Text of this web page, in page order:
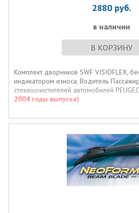
2880 руб.
в наличии
В КОРЗИНУ
Комплект дворников SWF VISIOFLEX,
индикатором износа, Водитель
стеклоочистителей автомобилей
2004 годы выпуска)